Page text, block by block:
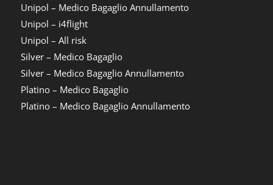
Unipol – Medico Bagaglio Annullamento
Unipol – i4flight
Unipol – All risk
Silver – Medico Bagaglio
Silver – Medico Bagaglio Annullamento
Platino – Medico Bagaglio
Platino – Medico Bagaglio Annullamento